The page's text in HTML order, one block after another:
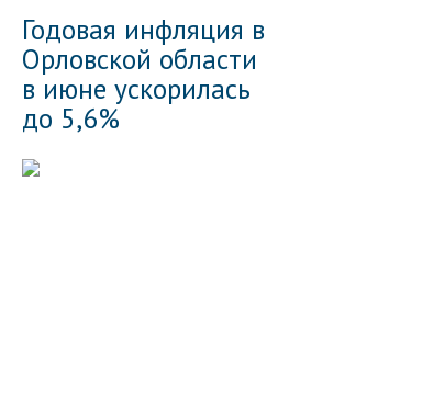
Годовая инфляция в
Орловской области
в июне ускорилась
до 5,6%